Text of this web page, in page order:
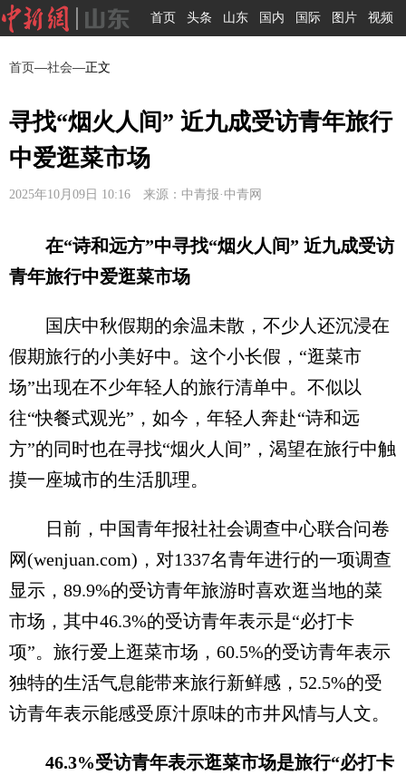
首页 头条 山东 国内 国际 图片 视频
首页—社会—正文
寻找“烟火人间” 近九成受访青年旅行
中爱逛菜市场
2025年10月09日 10:16 来源：中青报·中青网
在“诗和远方”中寻找“烟火人间” 近九成受访
青年旅行中爱逛菜市场
国庆中秋假期的余温未散，不少人还沉浸在
假期旅行的小美好中。这个小长假，“逛菜市
场”出现在不少年轻人的旅行清单中。不似以
往“快餐式观光”，如今，年轻人奔赴“诗和远
方”的同时也在寻找“烟火人间”，渴望在旅行中触
摸一座城市的生活肌理。
日前，中国青年报社社会调查中心联合问卷
网(wenjuan.com)，对1337名青年进行的一项调查
显示，89.9%的受访青年旅游时喜欢逛当地的菜
市场，其中46.3%的受访青年表示是“必打卡
项”。旅行爱上逛菜市场，60.5%的受访青年表示
独特的生活气息能带来旅行新鲜感，52.5%的受
访青年表示能感受原汁原味的市井风情与人文。
46.3%受访青年表示逛菜市场是旅行“必打卡